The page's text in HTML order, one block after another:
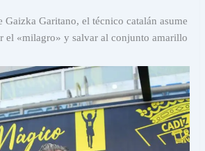
Gaizka Garitano, el técnico catalán asume
el «milagro» y salvar al conjunto amarillo